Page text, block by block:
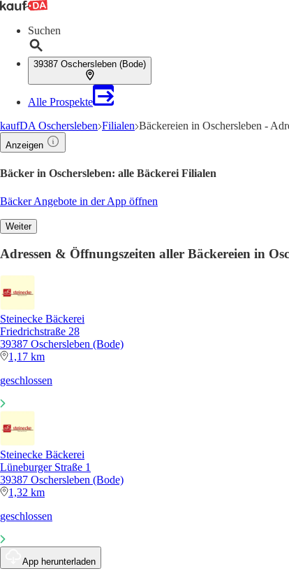
Suchen
39387 Oschersleben (Bode)
Alle Prospekte
kaufDA Oschersleben Filialen Bäckereien in Oschersleben -
Anzeigen
Bäcker in Oschersleben: alle Bäckerei Filialen
Bäcker Angebote in der App öffnen
Weiter
Adressen & Öffnungszeiten aller Bäckereien in
Steinecke Bäckerei
Friedrichstraße 28
39387 Oschersleben (Bode)
1,17 km
geschlossen
Steinecke Bäckerei
Lüneburger Straße 1
39387 Oschersleben (Bode)
1,32 km
geschlossen
App herunterladen